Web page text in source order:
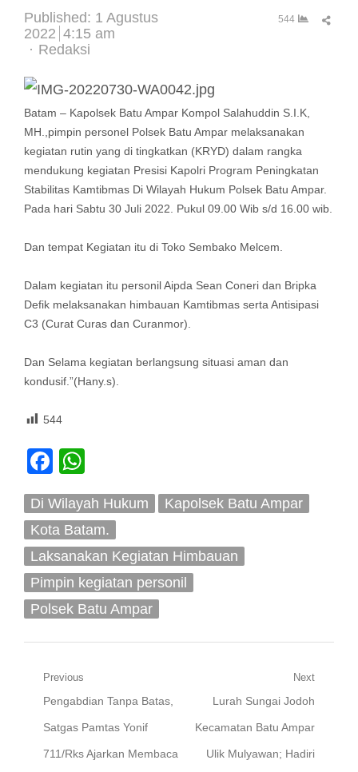
Published: 1 Agustus
2022 4:15 am
Author
Redaksi
544
Batam – Kapolsek Batu Ampar Kompol Salahuddin S.I.K,
MH.,pimpin personel Polsek Batu Ampar melaksanakan
kegiatan rutin yang di tingkatkan (KRYD) dalam rangka
mendukung kegiatan Presisi Kapolri Program Peningkatan
Stabilitas Kamtibmas Di Wilayah Hukum Polsek Batu Ampar.
Pada hari Sabtu 30 Juli 2022. Pukul 09.00 Wib s/d 16.00 wib.
Dan tempat Kegiatan itu di Toko Sembako Melcem.
Dalam kegiatan itu personil Aipda Sean Coneri dan Bripka
Defik melaksanakan himbauan Kamtibmas serta Antisipasi
C3 (Curat Curas dan Curanmor).
Dan Selama kegiatan berlangsung situasi aman dan
kondusif.”(Hany.s).
544
Facebook
WhatsApp
Di Wilayah Hukum
Kapolsek Batu Ampar
Kota Batam.
Laksanakan Kegiatan Himbauan
Pimpin kegiatan personil
Polsek Batu Ampar
Navigasi
pos
Previous
Previous
post:
Pengabdian Tanpa Batas,
Satgas Pamtas Yonif
711/Rks Ajarkan Membaca
Next
Next
post:
Lurah Sungai Jodoh
Kecamatan Batu Ampar
Ulik Mulyawan; Hadiri